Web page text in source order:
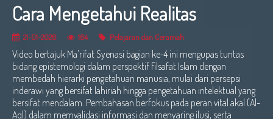
Cara Mengetahui Realitas
21-01-2026 164 Pelajaran dan Ceramah
Video bertajuk Ma'rifat Syenasi bagian ke-4 ini mengupas tuntas
bidang epistemologi dalam perspektif filsafat Islam dengan
membedah hierarki pengetahuan manusia, mulai dari persepsi
inderawi yang bersifat lahiriah hingga pengetahuan intelektual yang
bersifat mendalam. Pembahasan berfokus pada peran vital akal (Al-
Aql) dalam memvalidasi informasi dan menyaring ilusi, serta